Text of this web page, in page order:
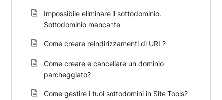
Impossibile eliminare il sottodominio.
Sottodominio mancante
Come creare reindirizzamenti di URL?
Come creare e cancellare un dominio
parcheggiato?
Come gestire i tuoi sottodomini in Site Tools?